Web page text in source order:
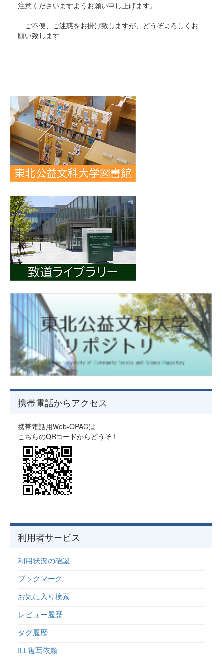
注意くださいますようお願い申し上げます。
ご不便、ご迷惑をお掛け致しますが、どうぞよろしくお
願い致します
携帯電話からアクセス
携帯電話用Web-OPACは
こちらのQRコードからどうぞ！
利用者サービス
利用状況の確認
ブックマーク
お気に入り検索
レビュー履歴
タグ履歴
ILL複写依頼